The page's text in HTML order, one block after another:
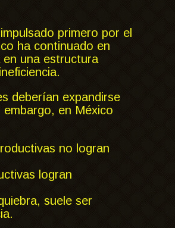
primero por el
ha continuado en
una estructura
deberían expandirse
en México
no logran
logran
suele ser